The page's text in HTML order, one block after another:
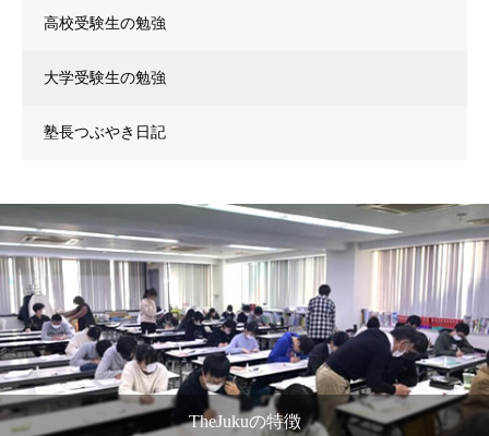
高校受験生の勉強
大学受験生の勉強
塾長つぶやき日記
TheJukuの特徴